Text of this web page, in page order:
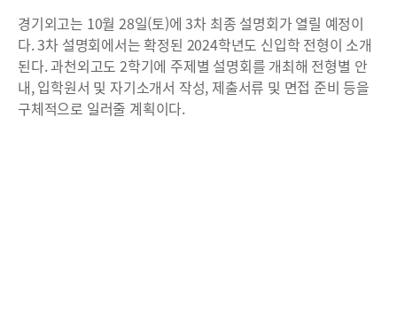
경기외고는 10월 28일(토)에 3차 최종 설명회가 열릴 예정이
다. 3차 설명회에서는 확정된 2024학년도 신입학 전형이 소개
된다. 과천외고도 2학기에 주제별 설명회를 개최해 전형별 안
내, 입학원서 및 자기소개서 작성, 제출서류 및 면접 준비 등을
구체적으로 일러줄 계획이다.